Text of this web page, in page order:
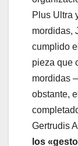
Plus Ultra
mordidas,
cumplido
pieza que
mordidas
obstante,
Gertrudis
los